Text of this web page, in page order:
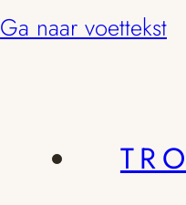
Ga naar voettekst